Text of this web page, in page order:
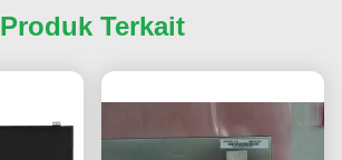
Produk Terkait